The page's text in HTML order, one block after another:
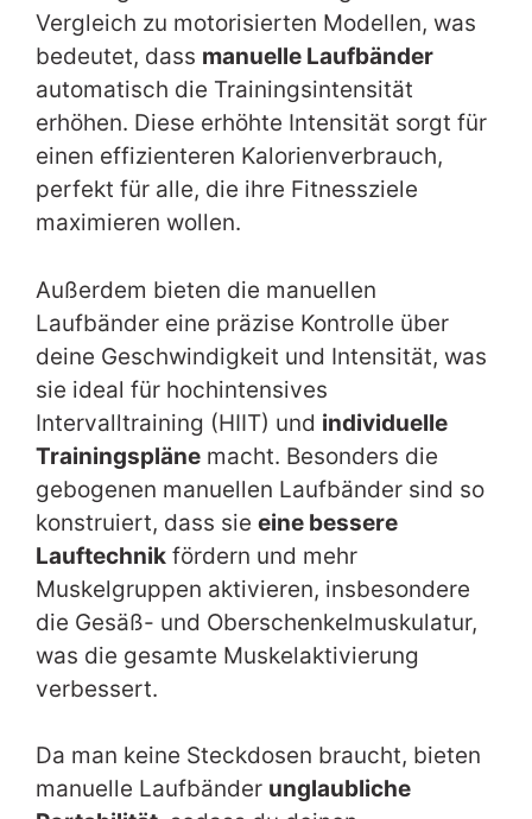
Vergleich zu motorisierten Modellen, was
bedeutet, dass manuelle Laufbänder
automatisch die Trainingsintensität
erhöhen. Diese erhöhte Intensität sorgt für
einen effizienteren Kalorienverbrauch,
perfekt für alle, die ihre Fitnessziele
maximieren wollen.
Außerdem bieten die manuellen
Laufbänder eine präzise Kontrolle über
deine Geschwindigkeit und Intensität, was
sie ideal für hochintensives
Intervalltraining (HIIT) und individuelle
Trainingspläne macht. Besonders die
gebogenen manuellen Laufbänder sind so
konstruiert, dass sie eine bessere
Lauftechnik fördern und mehr
Muskelgruppen aktivieren, insbesondere
die Gesäß- und Oberschenkelmuskulatur,
was die gesamte Muskelaktivierung
verbessert.
Da man keine Steckdosen braucht, bieten
manuelle Laufbänder unglaubliche